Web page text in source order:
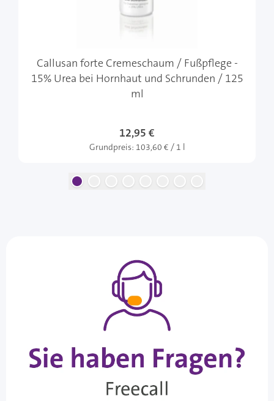
Callusan forte Cremeschaum / Fußpflege -
15% Urea bei Hornhaut und Schrunden / 125
ml
12,95 €
Grundpreis: 103,60 € / 1 l